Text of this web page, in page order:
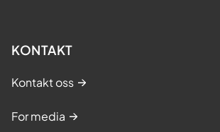
KONTAKT
Kontakt oss
For media